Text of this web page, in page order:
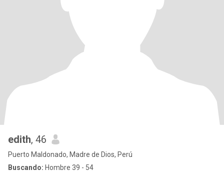
edith, 46
Puerto Maldonado, Madre de Dios, Perú
Buscando: Hombre 39 - 54